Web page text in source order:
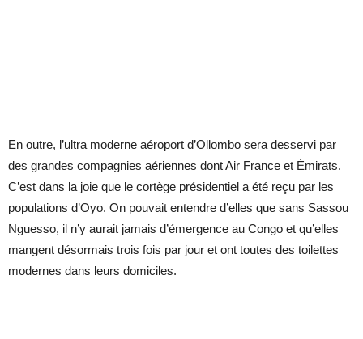
En outre, l’ultra moderne aéroport d’Ollombo sera desservi par
des grandes compagnies aériennes dont Air France et Émirats.
C’est dans la joie que le cortège présidentiel a été reçu par les
populations d’Oyo. On pouvait entendre d’elles que sans Sassou
Nguesso, il n’y aurait jamais d’émergence au Congo et qu’elles
mangent désormais trois fois par jour et ont toutes des toilettes
modernes dans leurs domiciles.